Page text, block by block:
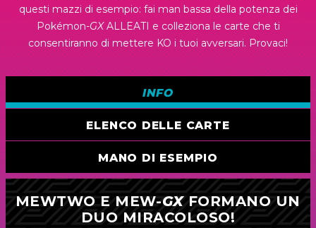
questi mazzi di esempio: fai man bassa della potenza dei
Pokémon-GXALLEATI e colleziona le carte che ti
consentiranno di mettere KO i tuoi avversari. Provaci!
INFO
ELENCO DELLE CARTE
MANO DI ESEMPIO
MEWTWO E MEW-GXFORMANO UN
DUO MIRACOLOSO!